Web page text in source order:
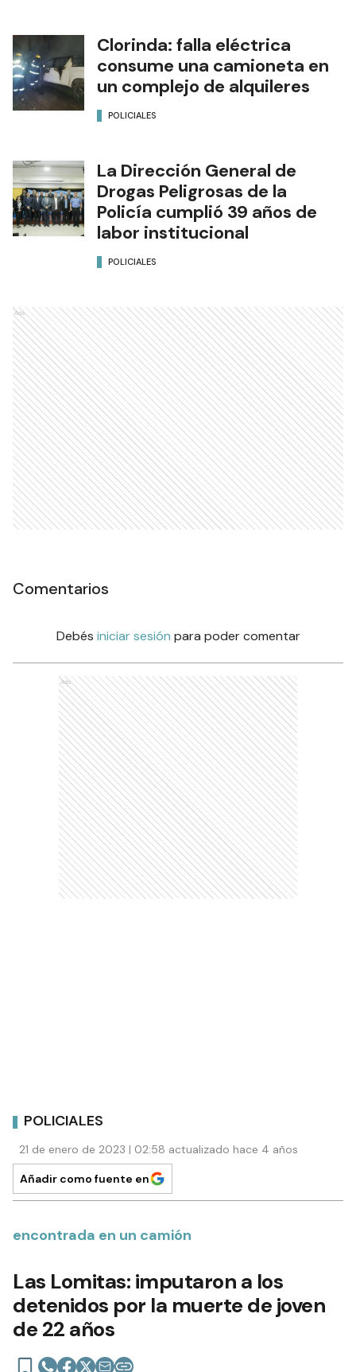
Clorinda: falla eléctrica
consume una camioneta en
un complejo de alquileres
POLICIALES
La Dirección General de
Drogas Peligrosas de la
Policía cumplió 39 años de
labor institucional
POLICIALES
Ads
Comentarios
Debés iniciar sesión para poder comentar
Ads
POLICIALES
21 de enero de 2023 | 02:58 actualizado hace 4 años
Añadir como fuente en
encontrada en un camión
Las Lomitas: imputaron a los
detenidos por la muerte de joven
de 22 años